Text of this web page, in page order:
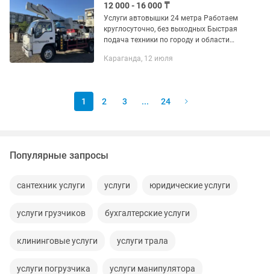
12 000 - 16 000 ₸
Услуги автовышки 24 метра Работаем
круглосуточно, без выходных Быстрая
подача техники по городу и области
любой сложности • Обрезка и спил
Караганда, 12 июля
1 2 3 ... 24
Популярные запросы
сантехник услуги услуги юридические услуги
услуги грузчиков бухгалтерские услуги
клининговые услуги услуги трала
услуги погрузчика услуги манипулятора